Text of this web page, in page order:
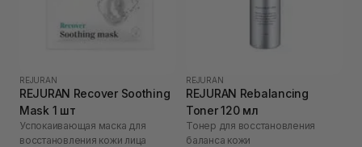
REJURAN
REJURAN Recover Soothing
Mask 1 шт
Успокаивающая маска для
восстановления кожи лица
REJURAN
REJURAN Rebalancing
Toner 120 мл
Тонер для восстановления
баланса кожи